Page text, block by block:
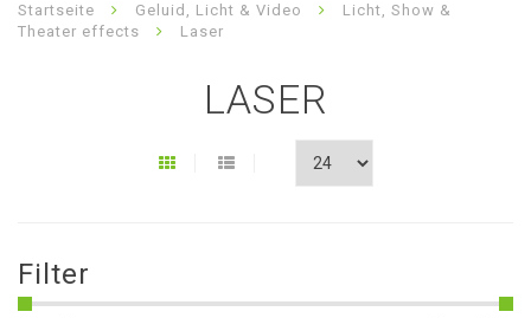
Startseite Geluid, Licht & Video
Licht, Show &
Theater effects
Laser
LASER
Filter